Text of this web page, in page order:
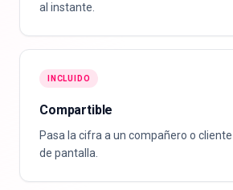
al instante.
INCLUIDO
Compartible
Pasa la cifra a un compañero o
de pantalla.